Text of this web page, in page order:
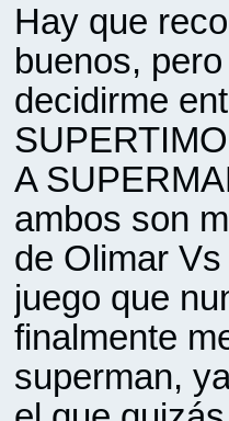
Hay que
buenos,
decidirme
A
ambos son
de Olimar
juego que
finalmente
superman,